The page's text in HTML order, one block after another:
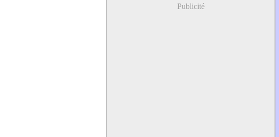
Publicité